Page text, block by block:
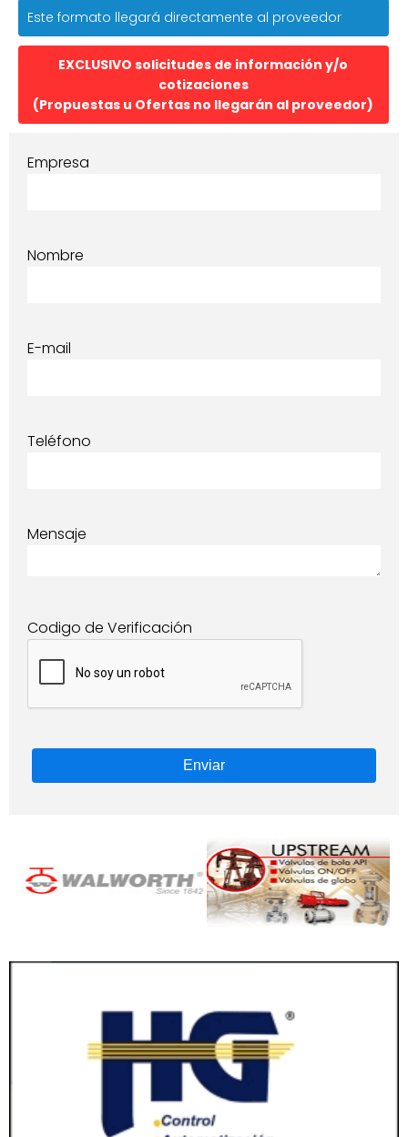
Este formato llegará directamente al proveedor
EXCLUSIVO solicitudes de información y/o
cotizaciones
(Propuestas u Ofertas no llegarán al proveedor)
Empresa
Nombre
E-mail
Teléfono
Mensaje
Codigo de Verificación
Enviar